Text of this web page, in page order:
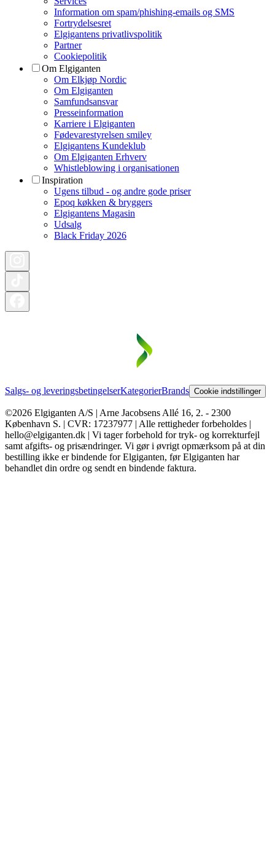
Information om spam/phishing-emails og SMS
Fortrydelsesret
Elgigantens privatlivspolitik
Partner
Cookiepolitik
Om Elgiganten
Om Elkjøp Nordic
Om Elgiganten
Samfundsansvar
Presseinformation
Karriere i Elgiganten
Fødevarestyrelsen smiley
Elgigantens Kundeklub
Om Elgiganten Erhverv
Whistleblowing i organisationen
Inspiration
Ugens tilbud - og andre gode priser
Epoq køkken & bryggers
Elgigantens Magasin
Udsalg
Black Friday 2026
Salgs- og leveringsbetingelserKategorierBrands Cookie indstillinger
©2026 Elgiganten A/S | Arne Jacobsens Allé 16, 2. - 2300
København S. | CVR: 17237977 | Alle rettigheder forbeholdes |
hello@elgiganten.dk | Vi tager forbehold for tryk- og korrekturfejl
samt afgifts- og prisændringer. Vi gør i øvrigt opmærksom på at din
bestilling ikke er bindende for Elgiganten, før Elgiganten har
behandlet din ordre og sendt en bindende faktura.